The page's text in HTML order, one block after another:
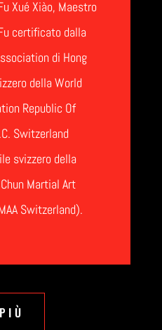
Xué Xiào, Maestro
certificato dalla
di Hong
della World
Republic Of
Switzerland
svizzero della
Martial Art
Switzerland).